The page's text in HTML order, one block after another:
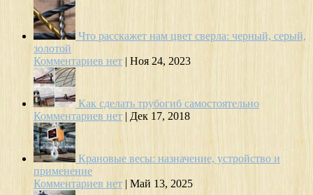
Что расскажет нам цвет сверла: черный, серый,
золотой
Комментариев нет | Ноя 24, 2023
Как сделать трубогиб самостоятельно
Комментариев нет | Дек 17, 2018
Крановые весы: назначение, устройство и
применение
Комментариев нет | Май 13, 2025